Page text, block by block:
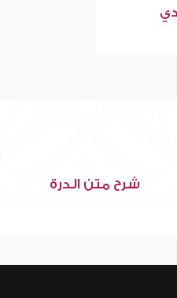
شرح متن الدرة